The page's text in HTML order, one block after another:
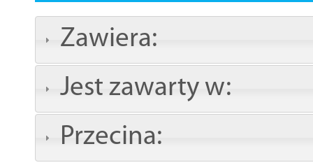
Zawiera:
Jest zawarty w:
Przecina: